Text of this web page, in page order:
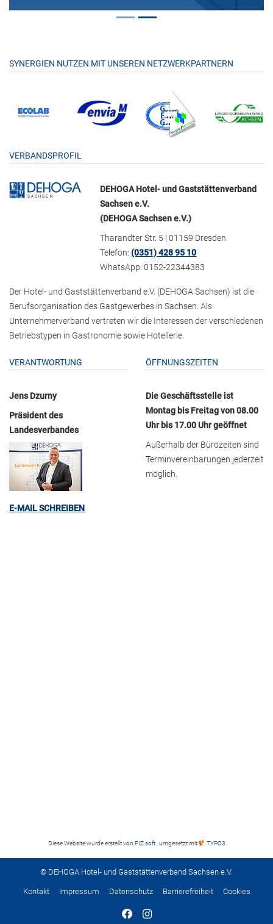
SYNERGIEN NUTZEN MIT UNSEREN NETZWERKPARTNERN
VERBANDSPROFIL
DEHOGA Hotel- und Gaststättenverband
Sachsen e.V.
(DEHOGA Sachsen e.V.)
Tharandter Str. 5 | 01159 Dresden
Telefon:(0351) 428 95 10
WhatsApp: 0152-22344383
Der Hotel- und Gaststättenverband e.V. (DEHOGA Sachsen) ist die
Berufsorganisation des Gastgewerbes in Sachsen. Als
Unternehmerverband vertreten wir die Interessen der verschiedenen
Betriebstypen in Gastronomie sowie Hotellerie.
VERANTWORTUNG
Jens Dzurny
Präsident des
Landesverbandes
E-MAIL SCHREIBEN
ÖFFNUNGSZEITEN
Die Geschäftsstelle ist
Montag bis Freitag von 08.00
Uhr bis 17.00 Uhr geöffnet
Außerhalb der Bürozeiten sind
Terminvereinbarungen jederzeit
möglich.
Diese Website wurde erstellt von FIZ soft , umgesetzt mit TYPO3
© DEHOGA Hotel- und Gaststättenverband Sachsen e.V.
Kontakt Impressum Datenschutz Barrierefreiheit Cookies